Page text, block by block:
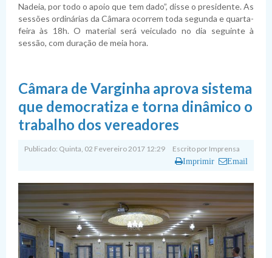
Nadeia, por todo o apoio que tem dado”, disse o presidente. As
sessões ordinárias da Câmara ocorrem toda segunda e quarta-
feira às 18h. O material será veiculado no dia seguinte à
sessão, com duração de meia hora.
Câmara de Varginha aprova sistema
que democratiza e torna dinâmico o
trabalho dos vereadores
Publicado: Quinta, 02 Fevereiro 2017 12:29 Escrito por Imprensa
Imprimir Email